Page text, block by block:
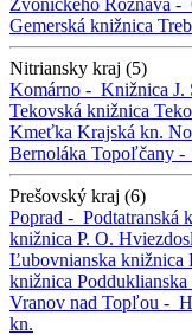
Gemerská knižnica
Nitriansky kraj (5)
Komárno - Knižnica J.
Tekovská knižnica
Kmeťka Krajská kn.
Bernoláka Topoľčany -
Prešovský kraj (6)
Poprad - Podtatranská
knižnica P. O.
Ľubovnianska knižnica
knižnica Podduklianska
Vranov nad Topľou -
kn.